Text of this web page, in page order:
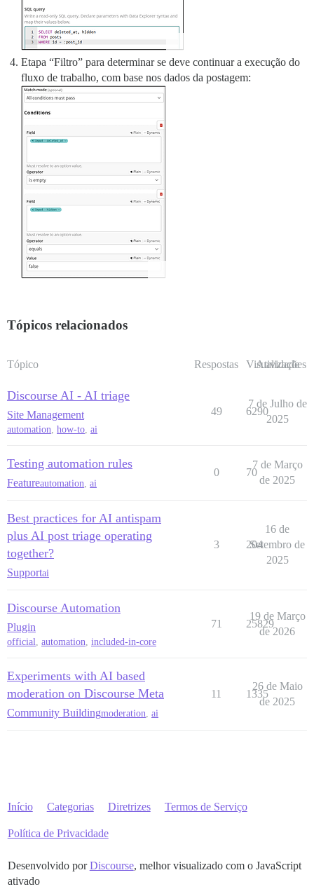
Etapa “Filtro” para determinar se deve continuar a execução do
fluxo de trabalho, com base nos dados da postagem:
Tópicos relacionados
Tópico Respostas Visualizações
Atividade
Discourse AI - AI triage
Site Management
automation, how-to, ai
49 6290
7 de Julho de
2025
Testing automation rules
Featureautomation ai
0 70
7 de Março
de 2025
Best practices for AI antispam
plus AI post triage operating
together?
Supportai
3 204
16 de
Setembro de
2025
Discourse Automation
Plugin
official, automation, included-in-core
71 25829
19 de Março
de 2026
Experiments with AI based
moderation on Discourse Meta
Community Buildingmoderation ai
11 1335
26 de Maio
de 2025
Início Categorias Diretrizes Termos de Serviço
Política de Privacidade
Desenvolvido porDiscourse, melhor visualizado com o JavaScript
ativado